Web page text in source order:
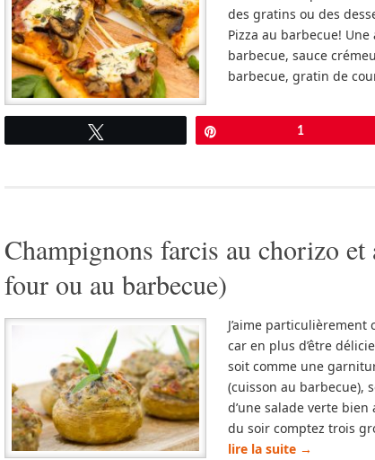
des gratins ou des
Pizza au barbecue!
barbecue, sauce
barbecue, gratin de
1
Champignons farcis au chorizo et
four ou au barbecue)
J’aime
car en plus d’être
soit comme une
(cuisson au barbecue),
d’une salade verte
du soir comptez trois
lire la suite →